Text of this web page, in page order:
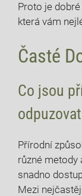
Proto je
která vám
Časté
Co jsou
Přírodní
různé metody
snadno
Mezi